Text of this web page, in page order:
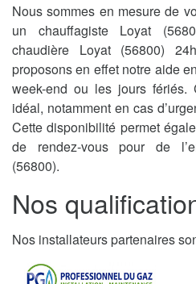
Nous sommes en mesure de
un chauffagiste Loyat
chaudière Loyat (56800)
proposons en effet notre aide
week-end ou les jours
idéal, notamment en cas
Cette disponibilité permet
de rendez-vous pour de
(56800).
Nos
Nos installateurs partenaires